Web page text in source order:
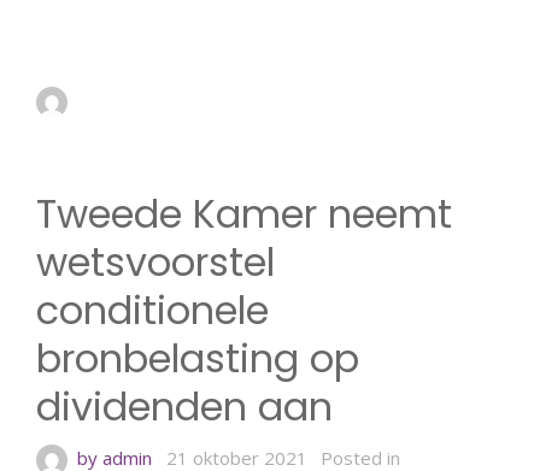
Tweede Kamer neemt
wetsvoorstel
conditionele
bronbelasting op
dividenden aan
by admin 21 oktober 2021
Posted in